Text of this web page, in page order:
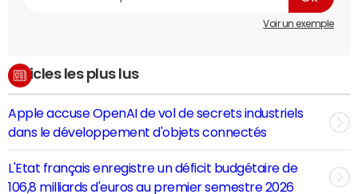
Voir un exemple
Articles les plus lus
Apple accuse OpenAI de vol de secrets industriels
dans le développement d'objets connectés
L'Etat français enregistre un déficit budgétaire de
106,8 milliards d'euros au premier semestre 2026